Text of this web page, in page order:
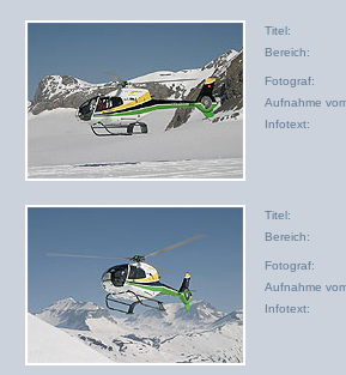
Titel:
Bereich:
Fotograf:
Aufnahme
Infotext:
Titel:
Bereich:
Fotograf:
Aufnahme
Infotext: